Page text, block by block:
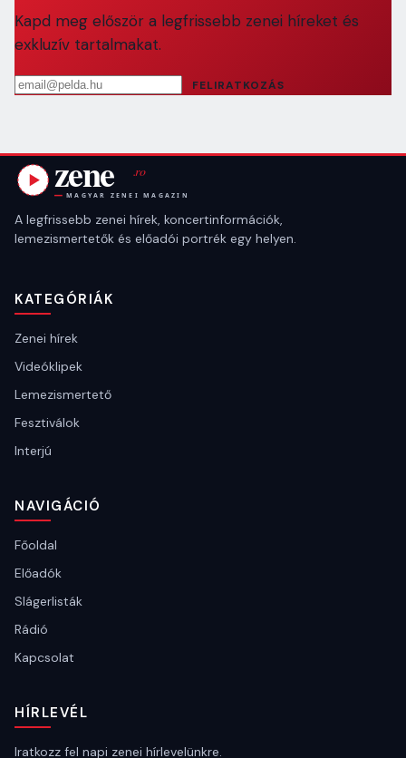
Kapd meg először a legfrissebb zenei híreket és
exkluzív tartalmakat.
Email cím
FELIRATKOZÁS
A legfrissebb zenei hírek, koncertinformációk,
lemezismertetők és előadói portrék egy helyen.
KATEGÓRIÁK
Zenei hírek
Videóklipek
Lemezismertető
Fesztiválok
Interjú
NAVIGÁCIÓ
Főoldal
Előadók
Slágerlisták
Rádió
Kapcsolat
HÍRLEVÉL
Iratkozz fel napi zenei hírlevelünkre.